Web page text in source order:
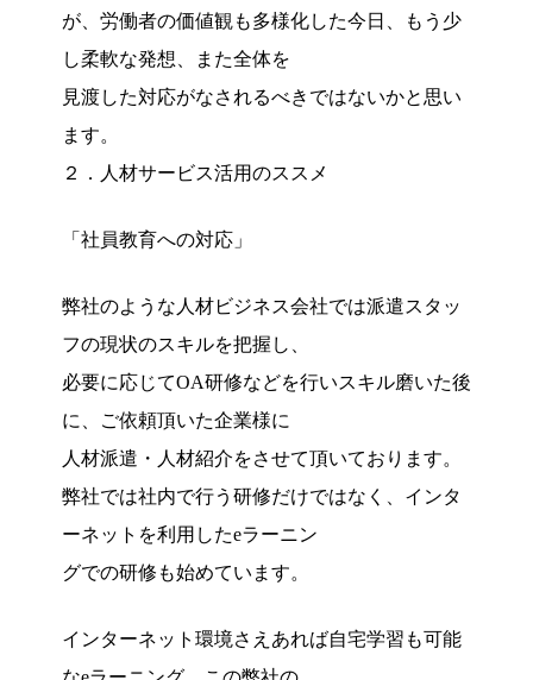
が、労働者の価値観も多様化した今日、もう少
し柔軟な発想、また全体を
見渡した対応がなされるべきではないかと思い
ます。
２．人材サービス活用のススメ
「社員教育への対応」
弊社のような人材ビジネス会社では派遣スタッ
フの現状のスキルを把握し、
必要に応じてOA研修などを行いスキル磨いた後
に、ご依頼頂いた企業様に
人材派遣・人材紹介をさせて頂いております。
弊社では社内で行う研修だけではなく、インタ
ーネットを利用したeラーニン
グでの研修も始めています。
インターネット環境さえあれば自宅学習も可能